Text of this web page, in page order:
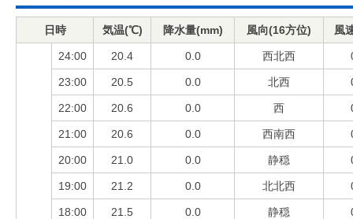
日時 気温(℃) 降水量(mm) 風向(16方位) 風
24:00 20.4 0.0 西北西
23:00 20.5 0.0 北西
22:00 20.6 0.0 西
21:00 20.6 0.0 西南西
20:00 21.0 0.0 静穏
19:00 21.2 0.0 北北西
18:00 21.5 0.0 静穏